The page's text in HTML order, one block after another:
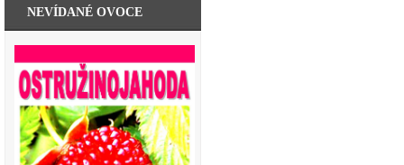
NEVÍDANÉ OVOCE